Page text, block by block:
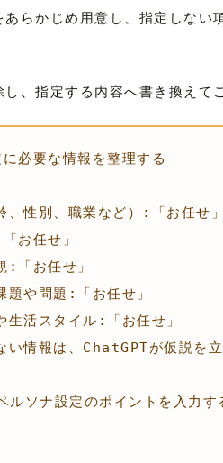
らかじめ用意し、指定しな
、指定する内容へ書き換えて
必要な情報を整理する
ソナ設定のポイントを入力す